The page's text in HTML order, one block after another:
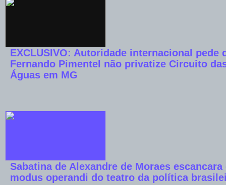
EXCLUSIVO: Autoridade internacional pede
Fernando Pimentel não privatize Circuito
Águas em MG
Sabatina de Alexandre de Moraes escancara
modus operandi do teatro da política